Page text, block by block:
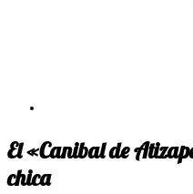
El «Canibal de
chica